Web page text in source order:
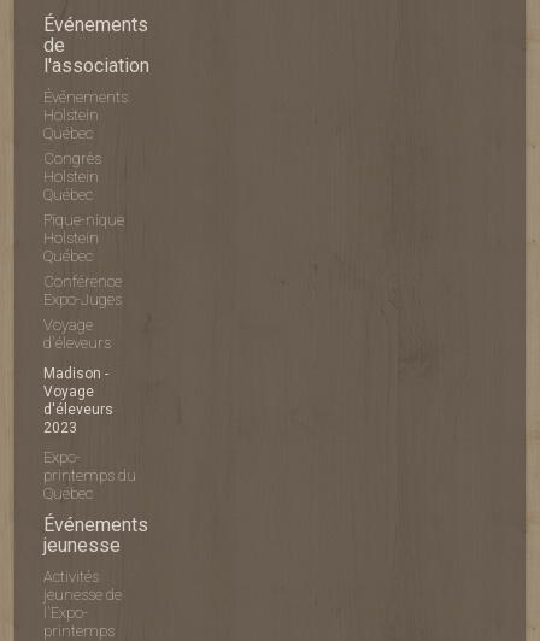
Événements
de
l'association
Événements
Holstein
Québec
Congrès
Holstein
Québec
Pique-nique
Holstein
Québec
Conférence
Expo-Juges
Voyage
d'éleveurs
Madison -
Voyage
d'éleveurs
2023
Expo-
printemps du
Québec
Événements
jeunesse
Activités
jeunesse de
l'Expo-
printemps